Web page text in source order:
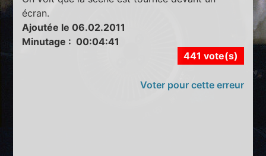
écran.
Ajoutée le 06.02.2011
Minutage : 00:04:41
441 vote(s)
Voter pour cette erreur